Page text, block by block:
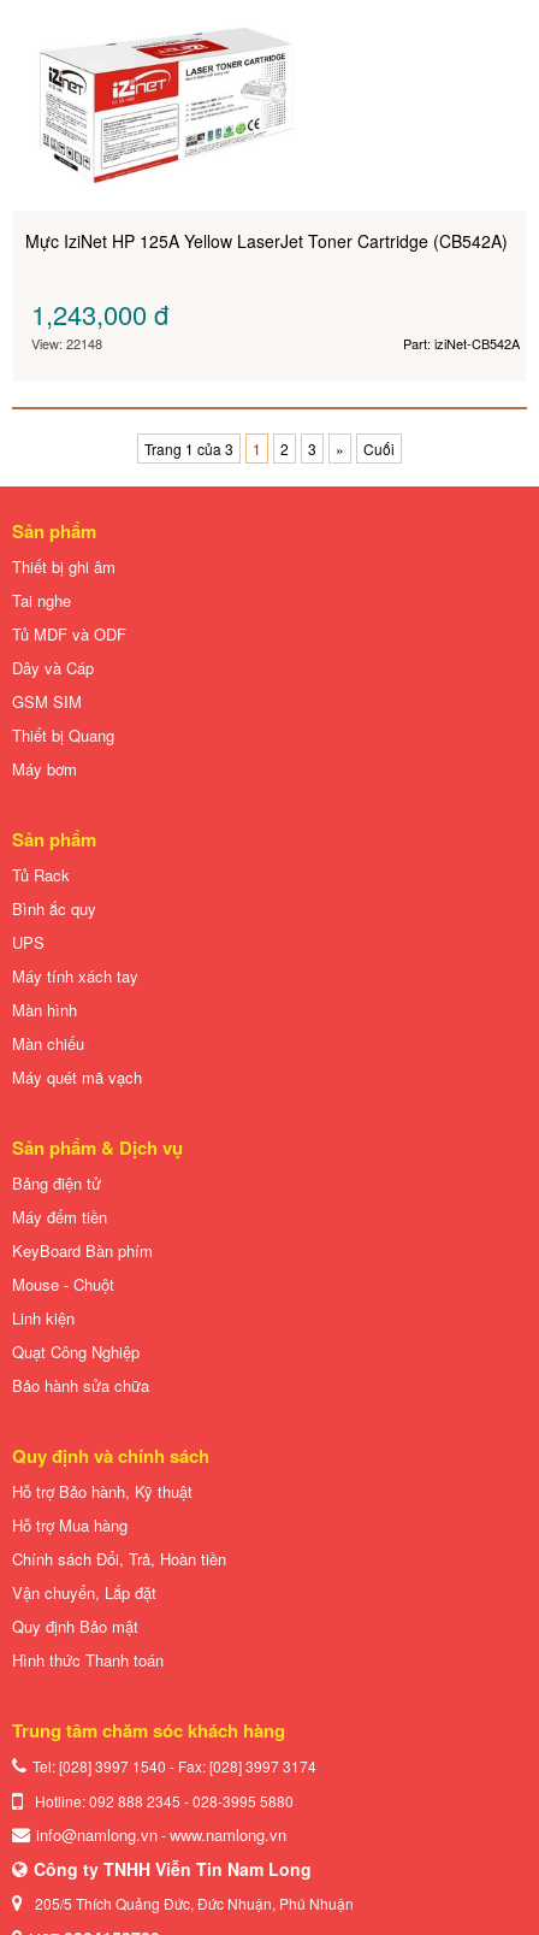
Mực IziNet HP 125A Yellow LaserJet Toner Cartridge (CB542A)
1,243,000đ
View: 22148 Part: iziNet-CB542A
Trang 1 của 3 1 2 3 » Cuối
Sản phẩm
Thiết bị ghi âm
Tai nghe
Tủ MDF và ODF
Dây và Cáp
GSM SIM
Thiết bị Quang
Máy bơm
Sản phẩm
Tủ Rack
Bình ắc quy
UPS
Máy tính xách tay
Màn hình
Màn chiếu
Máy quét mã vạch
Sản phẩm & Dịch vụ
Bảng điện tử
Máy đếm tiền
KeyBoard Bàn phím
Mouse - Chuột
Linh kiện
Quạt Công Nghiệp
Bảo hành sửa chữa
Quy định và chính sách
Hỗ trợ Bảo hành, Kỹ thuật
Hỗ trợ Mua hàng
Chính sách Đổi, Trả, Hoàn tiền
Vận chuyển, Lắp đặt
Quy định Bảo mật
Hình thức Thanh toán
Trung tâm chăm sóc khách hàng
Tel: [028] 3997 1540 - Fax: [028]3997 3174
Hotline: 092 888 2345 - 028-3995 5880
info@namlong.vn-www.namlong.vn
Công ty TNHH Viễn Tin Nam Long
205/5 Thích Quảng Đức, Đức Nhuận, Phú Nhuận